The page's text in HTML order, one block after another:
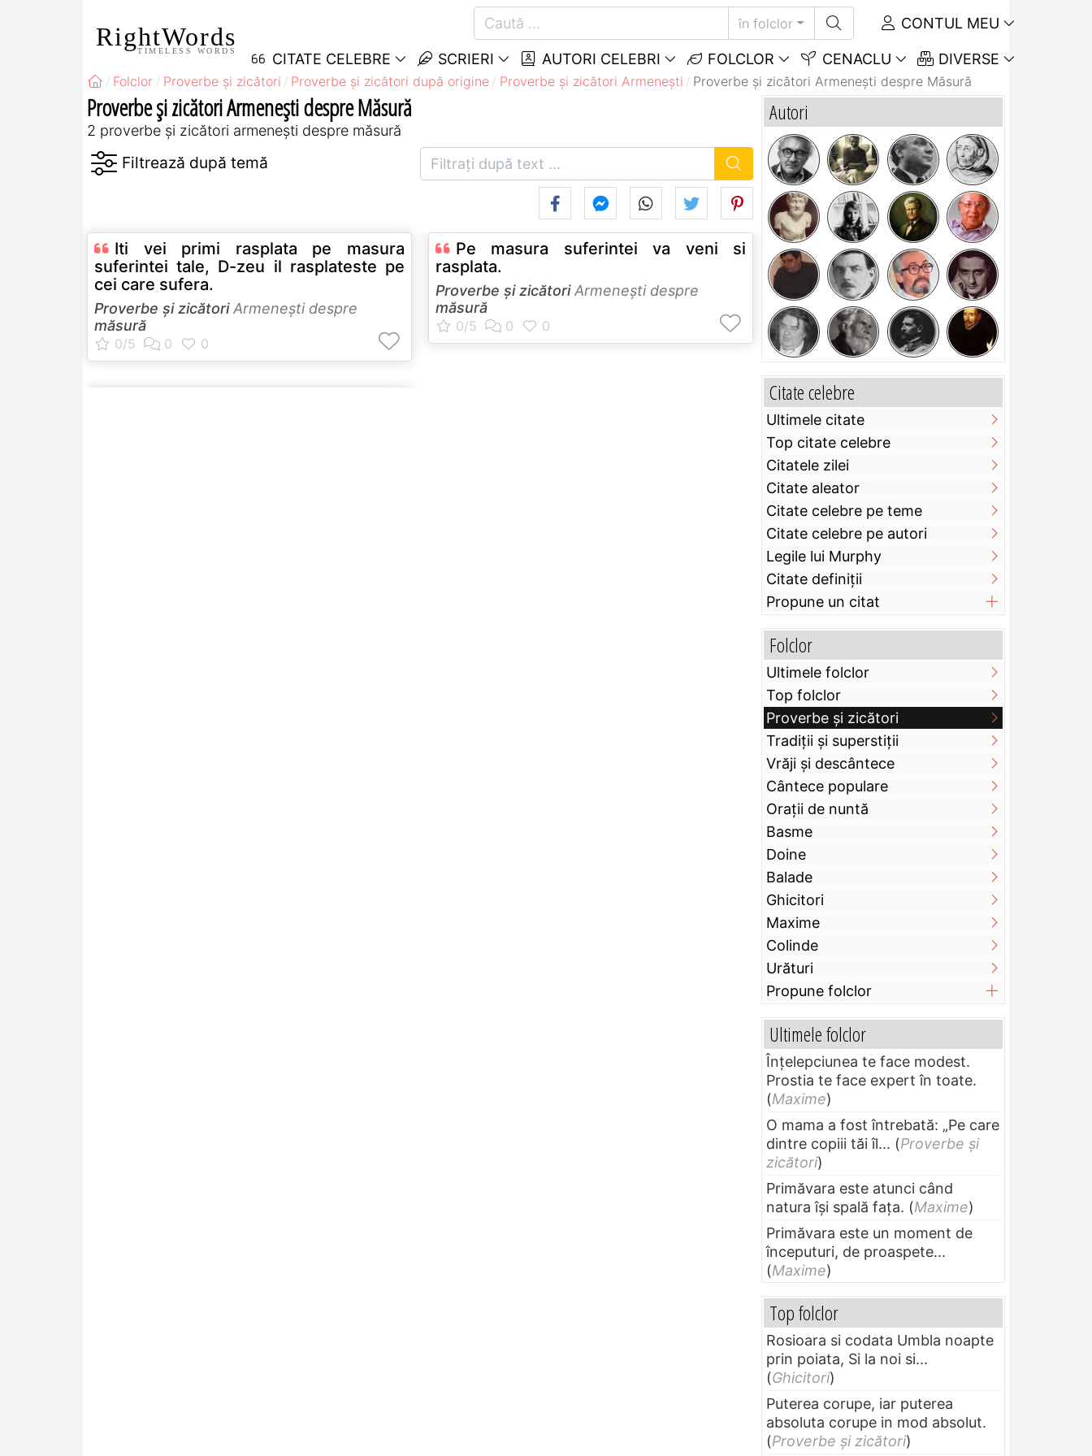
RightWords
TIMELESS WORDS
în folclor CONTUL MEU
CITATE CELEBRE SCRIERI AUTORI CELEBRI FOLCLOR CENACLU DIVERSE
Folclor Proverbe și zicători Proverbe și zicători după origine Proverbe și zicători Armeneşti Proverbe și zicători Armeneşti despre Măsură
Proverbe și zicători Armeneşti despre Măsură
2 proverbe și zicători armeneşti despre măsură
Iti vei primi rasplata pe masura
suferintei tale, D-zeu il rasplateste pe
cei care sufera.
Proverbe și zicătoriArmeneşti despre
măsură
Pe masura suferintei va veni si
rasplata.
Proverbe și zicătoriArmeneşti despre
măsură
Autori
Citate celebre
Ultimele citate
Top citate celebre
Citatele zilei
Citate aleator
Citate celebre pe teme
Citate celebre pe autori
Legile lui Murphy
Citate definiţii
Propune un citat
Folclor
Ultimele folclor
Top folclor
Proverbe și zicători
Tradiții și superstiții
Vrăji și descântece
Cântece populare
Orații de nuntă
Basme
Doine
Balade
Ghicitori
Maxime
Colinde
Urături
Propune folclor
Ultimele folclor
Înțelepciunea te face modest.
Prostia te face expert în toate.
(Maxime)
O mama a fost întrebată: „Pe care
dintre copiii tăi îl... (Proverbe și
zicători)
Primăvara este atunci când
natura își spală fața. (Maxime)
Primăvara este un moment de
începuturi, de proaspete...
(Maxime)
Top folclor
Rosioara si codata Umbla noapte
prin poiata, Si la noi si...
(Ghicitori)
Puterea corupe, iar puterea
absoluta corupe in mod absolut.
(Proverbe și zicători)